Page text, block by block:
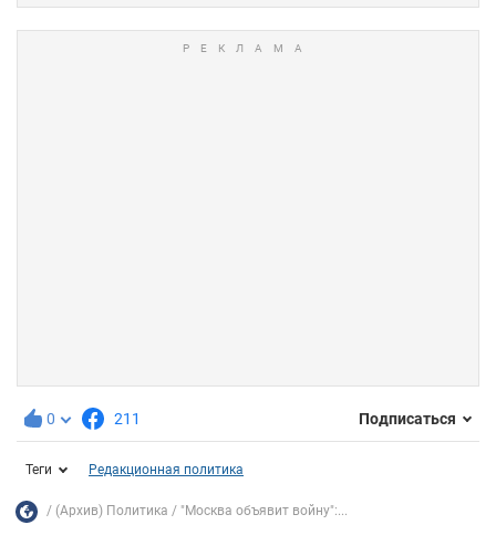
0 211 Подписаться
Теги Редакционная политика
(Архив) Политика "Москва объявит войну":...